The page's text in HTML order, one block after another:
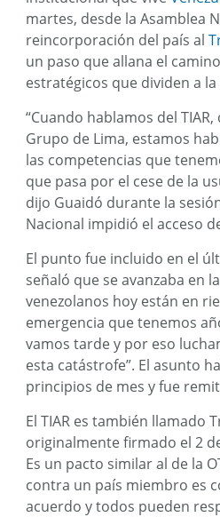
martes, desde la Asamblea
reincorporación del país al
un paso que allana el
estratégicos que dividen a
“Cuando hablamos del
Grupo de Lima, estamos
las competencias que
que pasa por el cese de la
dijo Guaidó durante la
Nacional impidió el acceso
El punto fue incluido en el
señaló que se avanzaba en
venezolanos hoy están en
emergencia que tenemos
vamos tarde y por eso
esta catástrofe”. El asunto
principios de mes y fue
El TIAR es también llamado
originalmente firmado el 2
Es un pacto similar al de la
contra un país miembro es
acuerdo y todos pueden